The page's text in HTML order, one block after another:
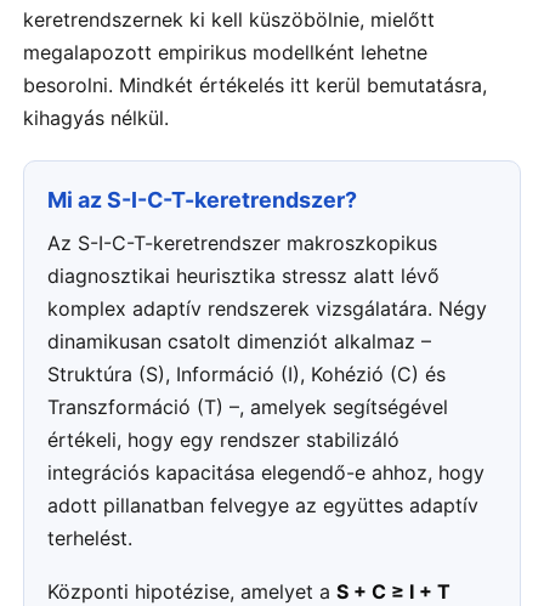
keretrendszernek ki kell küszöbölnie, mielőtt
megalapozott empirikus modellként lehetne
besorolni. Mindkét értékelés itt kerül bemutatásra,
kihagyás nélkül.
Mi az S-I-C-T-keretrendszer?
Az S-I-C-T-keretrendszer makroszkopikus
diagnosztikai heurisztika stressz alatt lévő
komplex adaptív rendszerek vizsgálatára. Négy
dinamikusan csatolt dimenziót alkalmaz –
Struktúra (S), Információ (I), Kohézió (C) és
Transzformáció (T) –, amelyek segítségével
értékeli, hogy egy rendszer stabilizáló
integrációs kapacitása elegendő-e ahhoz, hogy
adott pillanatban felvegye az együttes adaptív
terhelést.
Központi hipotézise, amelyet aS + C ≥ I + T